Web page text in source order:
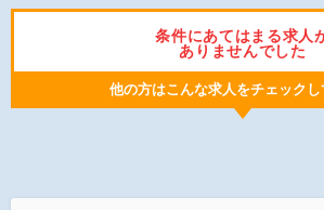
条件にあてはまる求人
ありませんでした
他の方はこんな求人をチェックし